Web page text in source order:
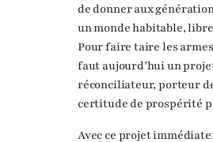
de donner aux
un monde habitable,
Pour faire taire les
faut aujourd’hui un
réconciliateur, porteur
certitude de prospérité
Avec ce projet